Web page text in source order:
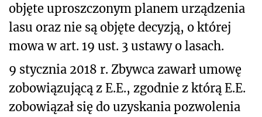
objęte uproszczonym planem urządzenia
lasu oraz nie są objęte decyzją, o której
mowa w art. 19 ust. 3 ustawy o lasach.
9 stycznia 2018 r. Zbywca zawarł umowę
zobowiązującą z E.E., zgodnie z którą E.E.
zobowiązał się do uzyskania pozwolenia